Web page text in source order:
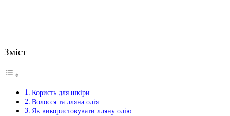
Зміст
Користь для шкіри
Волосся та лляна олія
Як використовувати лляну олію